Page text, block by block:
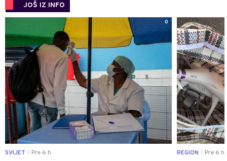
JOŠ IZ INFO
0
SVIJET Pre 6 h REGION Pre 6 h